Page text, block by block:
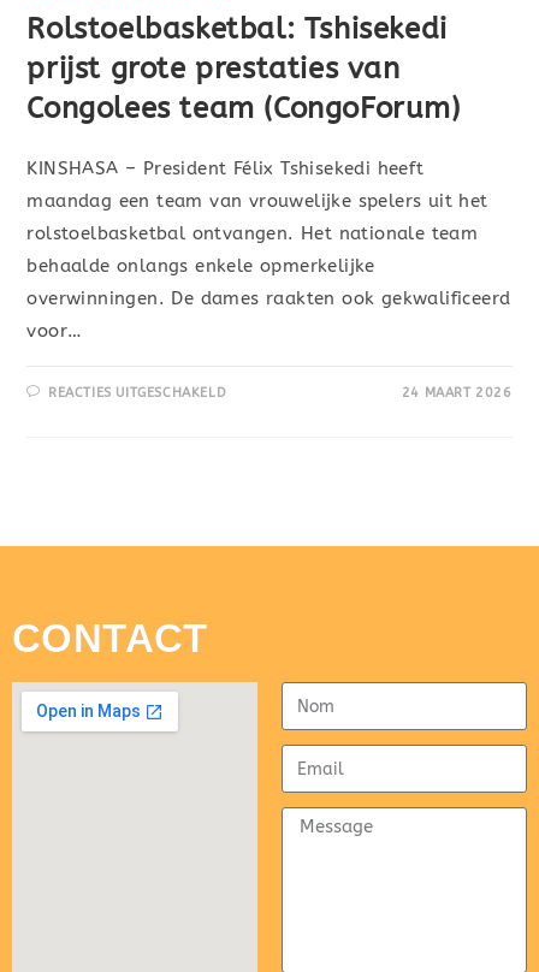
Rolstoelbasketbal: Tshisekedi
prijst grote prestaties van
Congolees team (CongoForum)
KINSHASA – President Félix Tshisekedi heeft
maandag een team van vrouwelijke spelers uit het
rolstoelbasketbal ontvangen. Het nationale team
behaalde onlangs enkele opmerkelijke
overwinningen. De dames raakten ook gekwalificeerd
voor…
REACTIES UITGESCHAKELD 24 MAART 2026
CONTACT